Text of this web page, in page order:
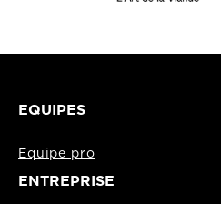
EQUIPES
Equipe pro
ENTREPRISE